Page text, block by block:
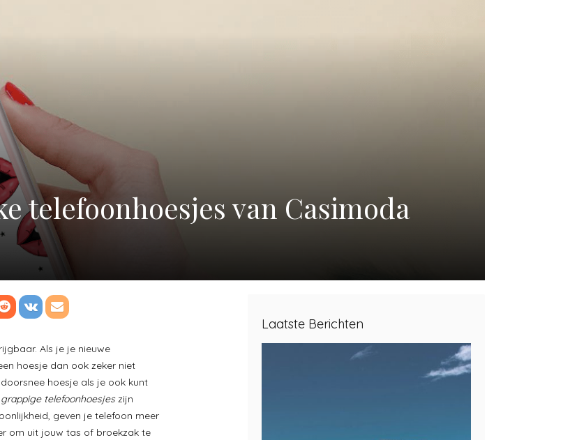
telefoonhoesjes van Casimoda
Als je je nieuwe
hoesje dan ook zeker niet
hoesje als je ook kunt
telefoonhoesjeszijn
geven je telefoon meer
om uit jouw tas of broekzak te
Laatste Berichten